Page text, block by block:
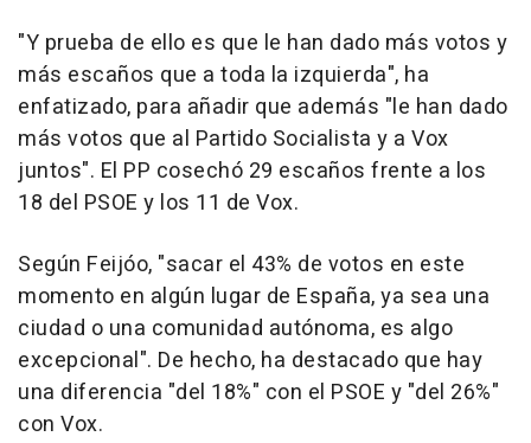
"Y prueba de ello es que le han dado más votos y
más escaños que a toda la izquierda", ha
enfatizado, para añadir que además "le han dado
más votos que al Partido Socialista y a Vox
juntos". El PP cosechó 29 escaños frente a los
18 del PSOE y los 11 de Vox.
Según Feijóo, "sacar el 43% de votos en este
momento en algún lugar de España, ya sea una
ciudad o una comunidad autónoma, es algo
excepcional". De hecho, ha destacado que hay
una diferencia "del 18%" con el PSOE y "del 26%"
con Vox.